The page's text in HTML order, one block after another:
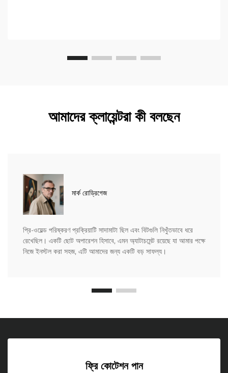
আমাদের ক্লায়েন্টরা কী বলছেন
মার্ক রোড্রিগেজ
প্রি-ওয়েল্ড পরিষ্করণ প্রক্রিয়াটি সাদামাটা ছিল এবং বিটগুলি নিখুঁতভাবে ধরে
রেখেছিল। একটি ছোট অপারেশন হিসাবে, এমন অ্যাটাচমেন্ট রয়েছে যা আমার পক্ষে
নিজে ইনস্টল করা সহজ, এটি আমাদের জন্য একটি বড় সাফল্য।
ফ্রি কোটেশন পান